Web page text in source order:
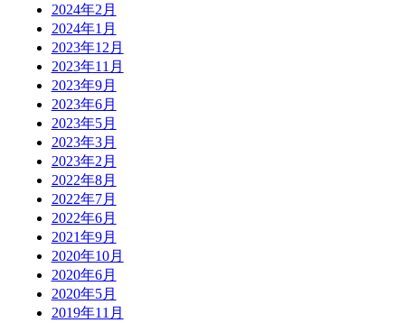
2024年2月
2024年1月
2023年12月
2023年11月
2023年9月
2023年6月
2023年5月
2023年3月
2023年2月
2022年8月
2022年7月
2022年6月
2021年9月
2020年10月
2020年6月
2020年5月
2019年11月